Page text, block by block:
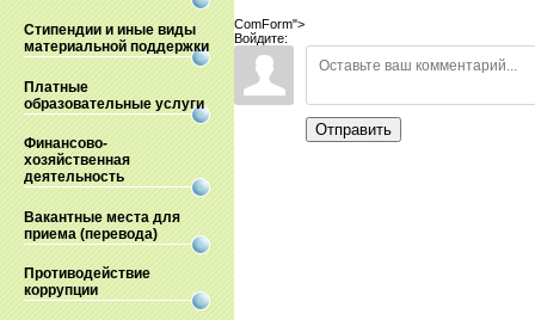
Стипендии и иные виды
материальной поддержки
Платные
образовательные услуги
Финансово-
хозяйственная
деятельность
Вакантные места для
приема (перевода)
Противодействие
коррупции
ComForm">
Войдите:
Отправить